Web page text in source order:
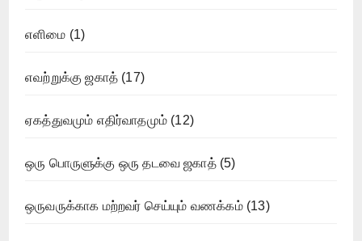
எளிமை (1)
எவற்றுக்கு ஜகாத் (17)
ஏகத்துவமும் எதிர்வாதமும் (12)
ஒரு பொருளுக்கு ஒரு தடவை ஜகாத்(5)
ஒருவருக்காக மற்றவர் செய்யும் வணக்கம்(13)